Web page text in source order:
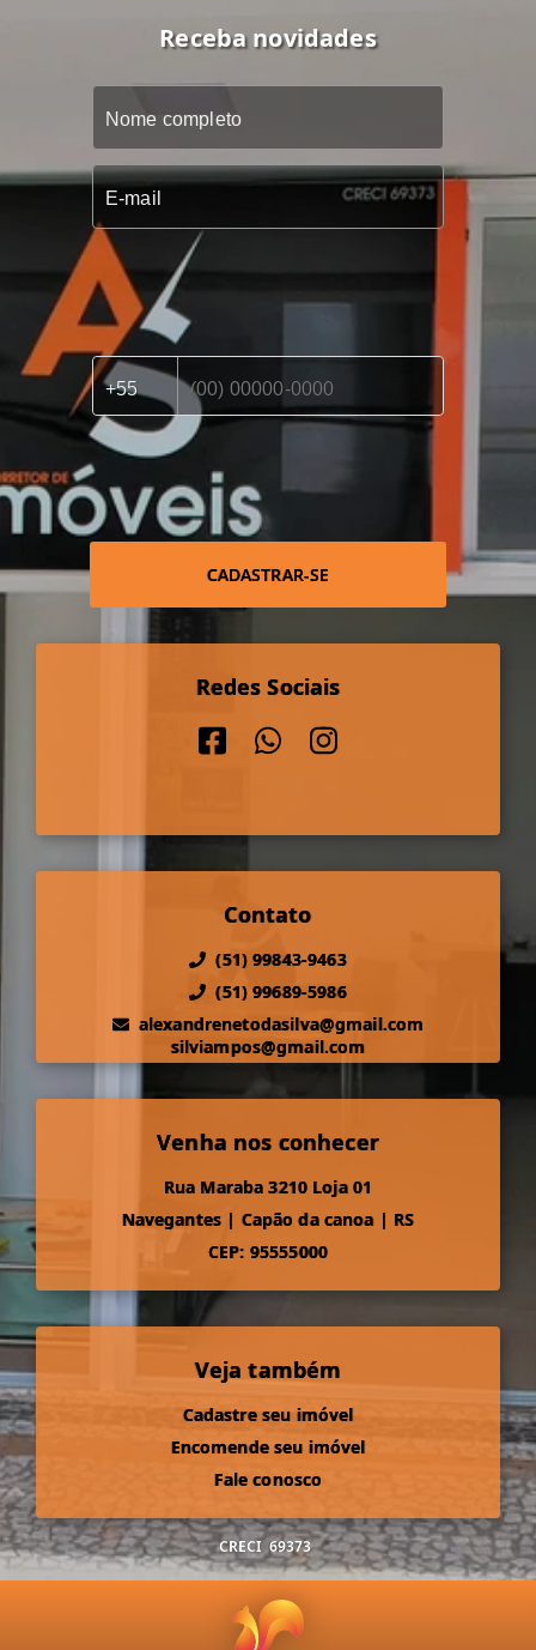
Receba novidades
CADASTRAR-SE
Redes Sociais
Contato
(51) 99843-9463
(51) 99689-5986
alexandrenetodasilva@gmail.com
silviampos@gmail.com
Venha nos conhecer
Rua Maraba 3210 Loja 01
Navegantes | Capão da canoa | RS
CEP: 95555000
Veja também
Cadastre seu imóvel
Encomende seu imóvel
Fale conosco
CRECI 69373